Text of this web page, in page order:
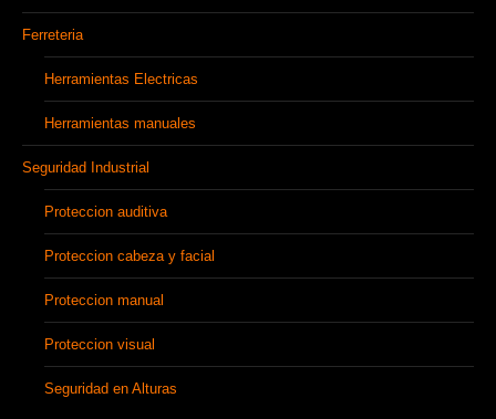
Ferreteria
Herramientas Electricas
Herramientas manuales
Seguridad Industrial
Proteccion auditiva
Proteccion cabeza y facial
Proteccion manual
Proteccion visual
Seguridad en Alturas